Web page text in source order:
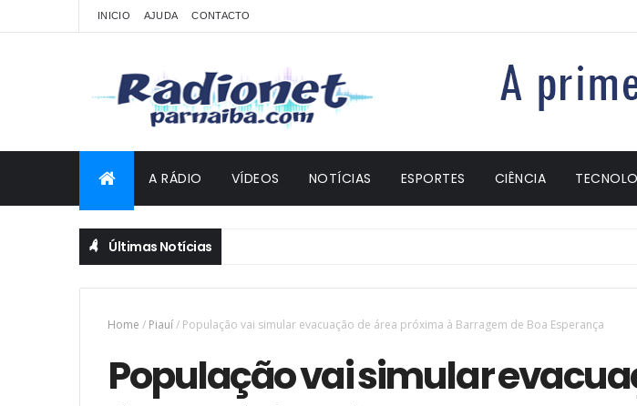
INICIO AJUDA CONTACTO
A RÁDIO VÍDEOS NOTÍCIAS ESPORTES CIÊNCIA
Últimas Notícias
Home / Piauí/ População vai simular evacuação de área próxima à Barragem de Boa Esperança
População vai simular